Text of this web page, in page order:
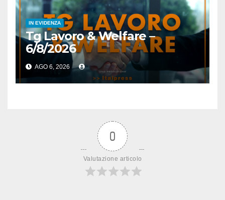
IN EVIDENZA
Tg Lavoro & Welfare –
6/8/2026
AGO 6, 2026
0
Valutazione articolo